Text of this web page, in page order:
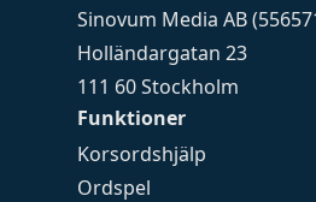
Funktioner
Korsordshjälp
Ordspel
Sinovum Media AB
Holländargatan 23
111 60 Stockholm